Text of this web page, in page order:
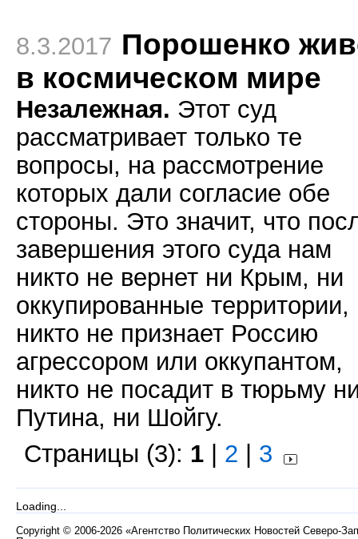
8.3.2017 Порошенко
в космическом мире
Незалежная. Этот суд
рассматривает только те
вопросы, на рассмотрение
которых дали согласие обе
стороны. Это значит, что
завершения этого суда нам
никто не вернет ни Крым, ни
оккупированные территории,
никто не признает Россию
агрессором или оккупантом,
никто не посадит в тюрьму
Путина, ни Шойгу.
Страницы (3): 1 2 3
Loading...
Copyright © 2006-2026 «Агентство Политических Новостей Северо-